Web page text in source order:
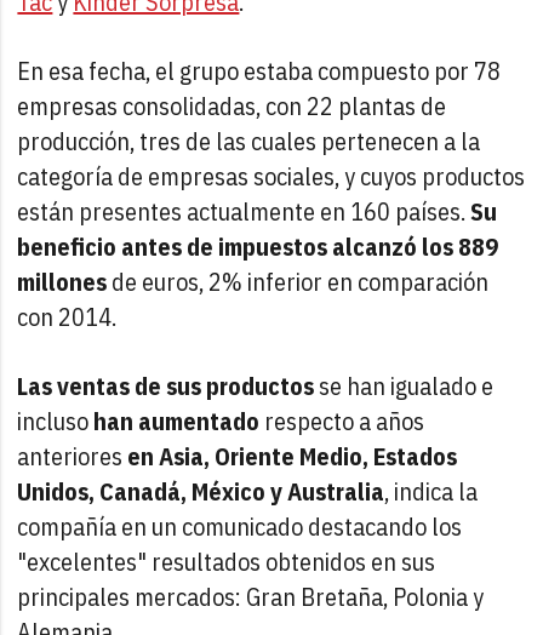
En esa fecha, el grupo estaba compuesto por 78
empresas consolidadas, con 22 plantas de
producción, tres de las cuales pertenecen a la
categoría de empresas sociales, y cuyos productos
están presentes actualmente en 160 países.Su
beneficio antes de impuestos alcanzó los 889
millonesde euros, 2% inferior en comparación
con 2014.
Las ventas de sus productosse han igualado e
inclusohan aumentado respecto a años
anteriores en Asia, Oriente Medio, Estados
Unidos, Canadá, México y Australia, indica la
compañía en un comunicado destacando los
"excelentes" resultados obtenidos en sus
principales mercados: Gran Bretaña, Polonia y